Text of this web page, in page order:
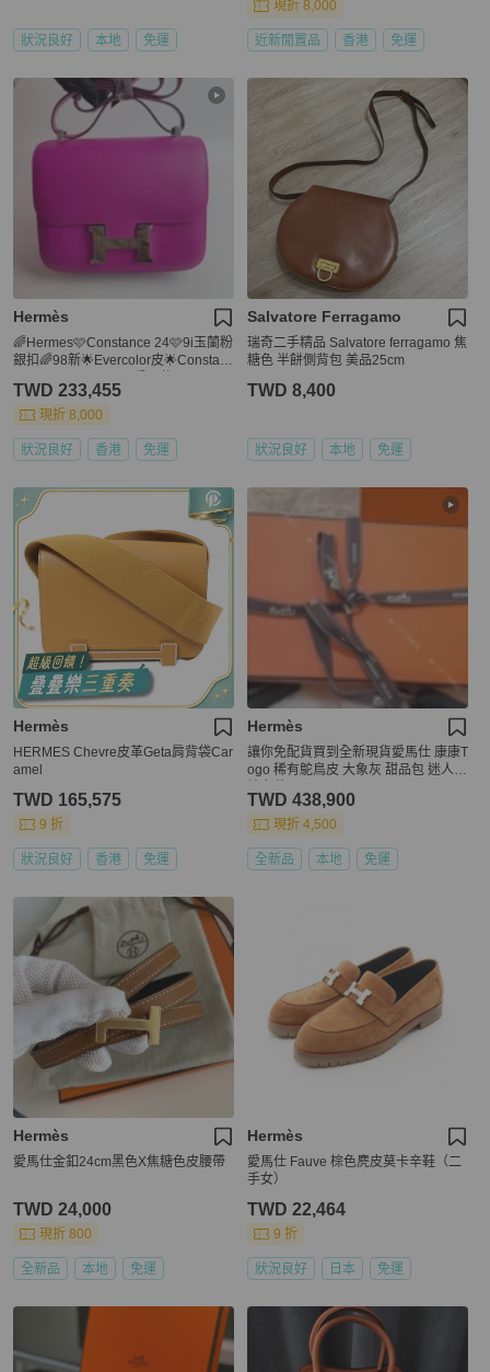
狀況良好 本地 免運
現折 8,000
近新閒置品 香港 免運
Hermès
🌈Hermes🩷Constance 24🩷9i玉蘭粉
銀扣🌈98新🌟Evercolor皮🌟Constan
TWD 233,455
現折 8,000
狀況良好 香港 免運
Salvatore Ferragamo
瑞奇二手精品 Salvatore ferragamo 焦
糖色 半餅側背包 美品25cm
TWD 8,400
狀況良好 本地 免運
Hermès
HERMES Chevre皮革Geta肩背袋Car
amel
TWD 165,575
9 折
狀況良好 香港 免運
Hermès
讓你免配貨買到全新現貨愛馬仕 康康T
ogo 稀有鴕鳥皮 大象灰 甜品包 迷人高
TWD 438,900
現折 4,500
全新品 本地 免運
Hermès
愛馬仕金釦24cm黑色X焦糖色皮腰帶
TWD 24,000
現折 800
全新品 本地 免運
Hermès
愛馬仕 Fauve 棕色麂皮莫卡辛鞋（二
手女）
TWD 22,464
9 折
狀況良好 日本 免運